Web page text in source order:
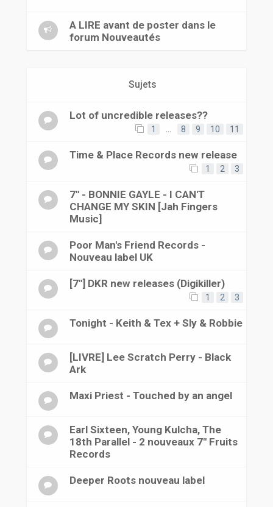
A LIRE avant de poster dans le
forum Nouveautés
Sujets
Lot of uncredible releases??
1 8 9 10 11
Time & Place Records new release
1 2 3
7'' - BONNIE GAYLE - I CAN'T
CHANGE MY SKIN [Jah Fingers
Music]
Poor Man's Friend Records -
Nouveau label UK
[7"] DKR new releases (Digikiller)
1 2 3
Tonight - Keith & Tex + Sly & Robbie
[LIVRE] Lee Scratch Perry - Black
Ark
Maxi Priest - Touched by an angel
Earl Sixteen, Young Kulcha, The
18th Parallel - 2 nouveaux 7" Fruits
Records
Deeper Roots nouveau label